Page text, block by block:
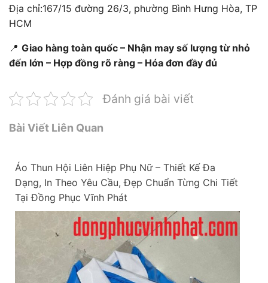
Địa chỉ:167/15 đường 26/3, phường Bình Hưng Hòa, TP
HCM
📍 Giao hàng toàn quốc – Nhận may số lượng từ nhỏ
đến lớn – Hợp đồng rõ ràng – Hóa đơn đầy đủ
Đánh giá bài viết
Bài Viết Liên Quan
Áo Thun Hội Liên Hiệp Phụ Nữ – Thiết Kế Đa
Dạng, In Theo Yêu Cầu, Đẹp Chuẩn Từng Chi Tiết
Tại Đồng Phục Vĩnh Phát